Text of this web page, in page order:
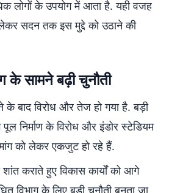
लोगों के उपयोग में आता है. यही वजह
सदन तक इस मुद्दे को उठाने की
के सामने बढ़ी चुनौती
के बाद विरोध और तेज हो गया है. बड़ी
निर्माण के विरोध और इंडोर स्टेडियम
मांग को लेकर एकजुट हो रहे हैं.
कराते हुए विकास कार्यों को आगे
विभाग के लिए बड़ी चुनौती बनता जा